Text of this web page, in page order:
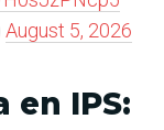
August 5, 2026
en IPS: